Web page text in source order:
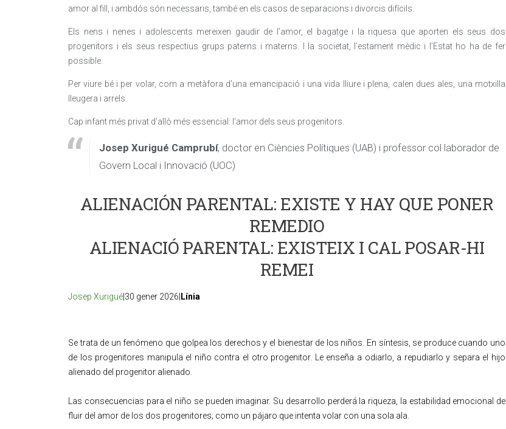
amor al fill, i ambdós són necessaris, també en els casos de separacions i divorcis difícils.
Els nens i nenes i adolescents mereixen gaudir de l’amor, el bagatge i la riquesa que aporten els seus dos
progenitors i els seus respectius grups paterns i materns. I la societat, l’estament mèdic i l’Estat ho ha de fer
possible.
Per viure bé i per volar, com a metàfora d’una emancipació i una vida lliure i plena, calen dues ales, una motxilla
lleugera i arrels.
Cap infant més privat d’allò més essencial: l’amor dels seus progenitors.
Josep Xurigué Camprubí, doctor en Ciències Polítiques (UAB) i professor col·laborador de
Govern Local i Innovació (UOC)
ALIENACIÓN PARENTAL: EXISTE Y HAY QUE PONER
REMEDIO
ALIENACIÓ PARENTAL: EXISTEIX I CAL POSAR-HI
REMEI
Josep Xurigué |30 gener 2026| Línia
Se trata de un fenómeno que golpea los derechos y el bienestar de los niños. En síntesis, se produce cuando uno
de los progenitores manipula el niño contra el otro progenitor. Le enseña a odiarlo, a repudiarlo y separa el hijo
alienado del progenitor alienado.
Las consecuencias para el niño se pueden imaginar. Su desarrollo perderá la riqueza, la estabilidad emocional de
fluir del amor de los dos progenitores; como un pájaro que intenta volar con una sola ala.